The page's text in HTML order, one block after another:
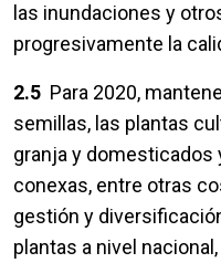
las inundaciones y
progresivamente la
2.5 Para 2020,
semillas, las plantas
granja y
conexas, entre otras
gestión y
plantas a nivel